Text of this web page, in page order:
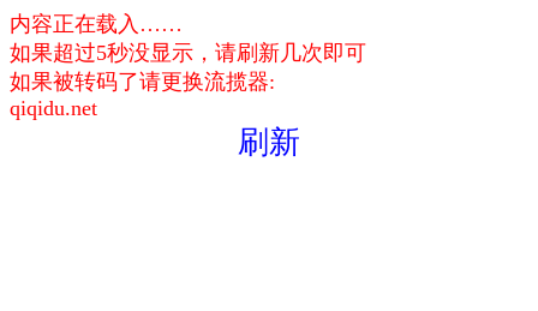
内容正在载入……
如果超过5秒没显示，请刷新几次即可
如果被转码了请更换流揽器:
qiqidu.net
刷新